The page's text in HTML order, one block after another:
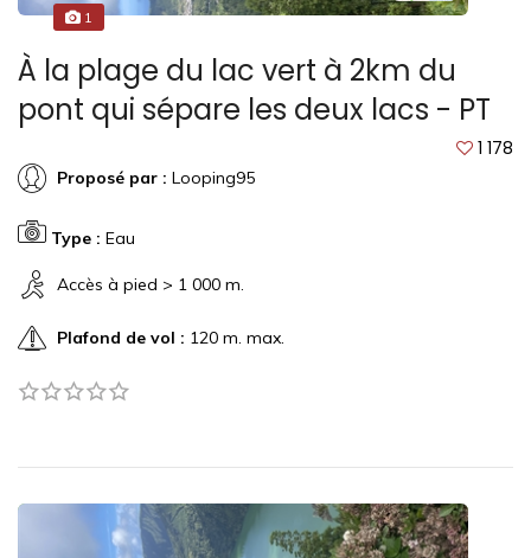
1
À la plage du lac vert à 2km du
pont qui sépare les deux lacs - PT
1 178
Proposé par : Looping95
Type : Eau
Accès à pied > 1 000 m.
Plafond de vol : 120 m. max.